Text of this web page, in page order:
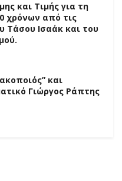
και Τιμής για τη
χρόνων από τις
Τάσου Ισαάκ και του
και
Γιώργος Ράπτης